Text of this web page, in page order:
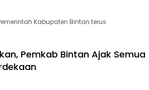
Kabupaten Bintan terus
Pemkab Bintan Ajak Semua